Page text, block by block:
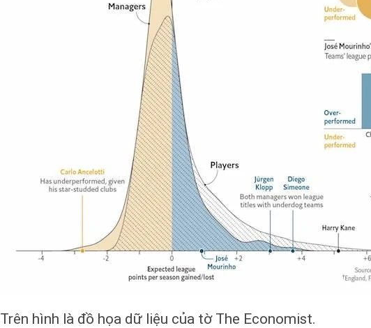
Trên hình là đồ họa dữ liệu của tờ The Economist.